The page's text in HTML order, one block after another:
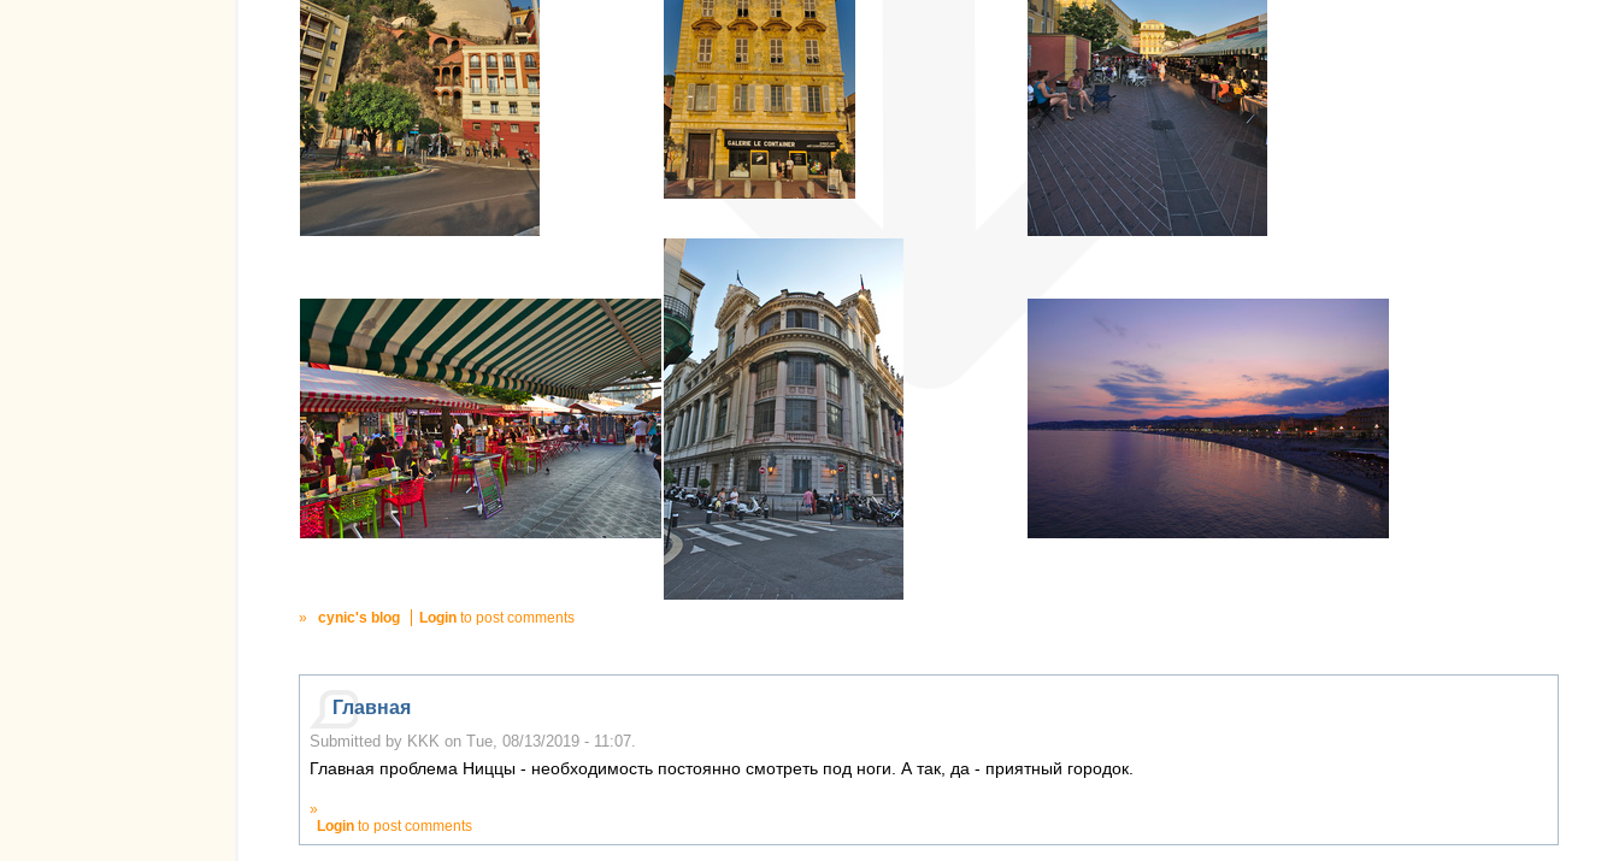
» cynic's blog Login to post comments
Главная
Submitted by KKK on Tue, 08/13/2019 - 11:07.
Главная проблема Ниццы - необходимость постоянно смотреть под ноги. А так, да - приятный городок.
»
Login to post comments